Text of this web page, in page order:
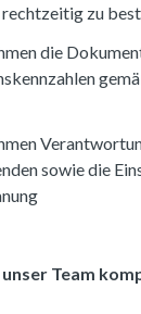
rechtzeitig zu
die
sowie die
unser Team